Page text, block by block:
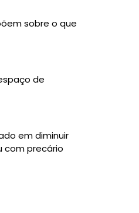
sobre o que
de
em diminuir
com precário